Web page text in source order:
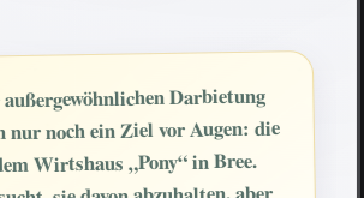
Darbietung
nur noch ein Ziel vor Augen: die
Wirtshaus „Pony“ in Bree.